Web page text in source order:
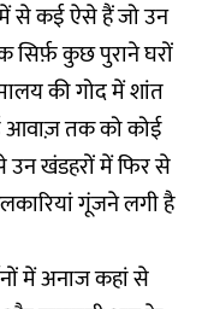
में से कई ऐसे हैं जो उन
कुछ पुराने घरों
की गोद में शांत
आवाज़ तक को कोई
उन खंडहरों में फिर से
गूंजने लगी है
में अनाज कहां से